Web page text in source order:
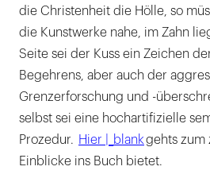
die Christenheit die Hölle, so
die Kunstwerke nahe, im Zahn
Seite sei der Kuss ein Zeichen
Begehrens, aber auch der
Grenzerforschung und -
selbst sei eine hochartifizielle
Prozedur.
Hier |_blankgehts zum
Einblicke ins Buch bietet.